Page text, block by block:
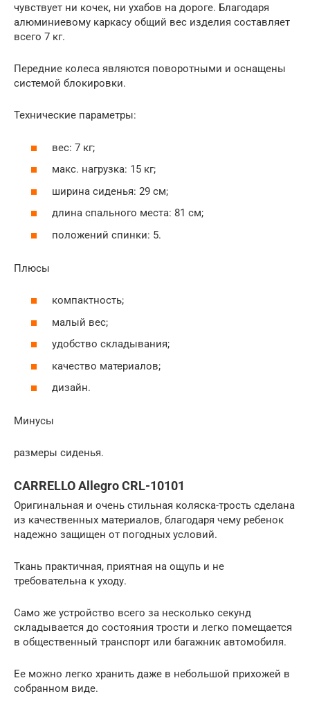
чувствует ни кочек, ни ухабов на дороге. Благодаря
алюминиевому каркасу общий вес изделия составляет
всего 7 кг.
Передние колеса являются поворотными и оснащены
системой блокировки.
Технические параметры:
вес: 7 кг;
макс. нагрузка: 15 кг;
ширина сиденья: 29 см;
длина спального места: 81 см;
положений спинки: 5.
Плюсы
компактность;
малый вес;
удобство складывания;
качество материалов;
дизайн.
Минусы
размеры сиденья.
CARRELLO Allegro CRL-10101
Оригинальная и очень стильная коляска-трость сделана
из качественных материалов, благодаря чему ребенок
надежно защищен от погодных условий.
Ткань практичная, приятная на ощупь и не
требовательна к уходу.
Само же устройство всего за несколько секунд
складывается до состояния трости и легко помещается
в общественный транспорт или багажник автомобиля.
Ее можно легко хранить даже в небольшой прихожей в
собранном виде.